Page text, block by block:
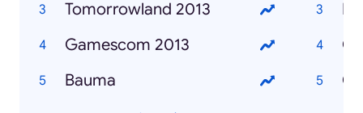
Tomorrowland 2013
Gamescom 2013
Bauma